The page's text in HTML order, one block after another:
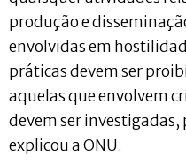
produção e
envolvidas em
práticas devem ser
aquelas que envolvem
devem ser investigadas,
explicou a ONU.